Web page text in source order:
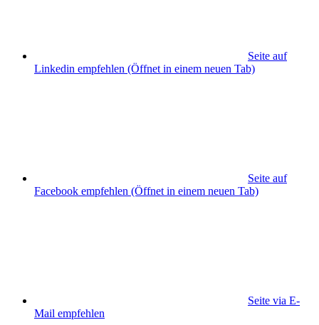
Seite auf
Linkedin empfehlen (Öffnet in einem neuen Tab)
Seite auf
Facebook empfehlen (Öffnet in einem neuen Tab)
Seite via E-
Mail empfehlen